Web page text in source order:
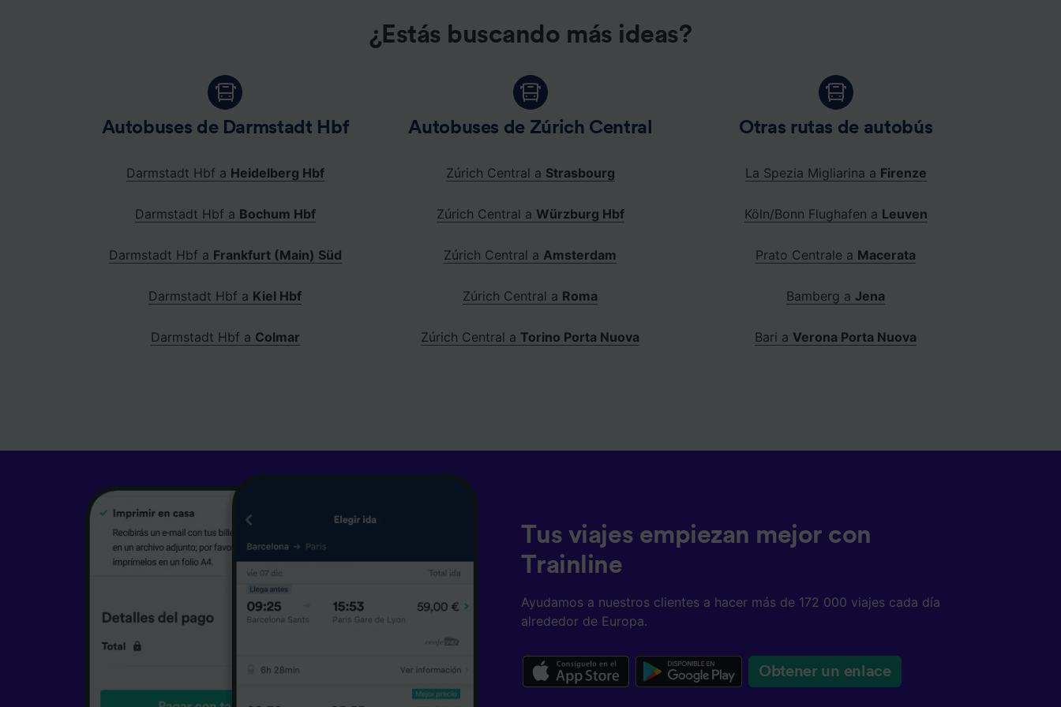
¿Estás buscando más ideas?
Autobuses de Darmstadt Hbf
Darmstadt Hbf a Heidelberg Hbf
Darmstadt Hbf a Bochum Hbf
Darmstadt Hbf a Frankfurt (Main) Süd
Darmstadt Hbf a Kiel Hbf
Darmstadt Hbf a Colmar
Autobuses de Zúrich Central
Zúrich Central a Strasbourg
Zúrich Central a Würzburg Hbf
Zúrich Central aAmsterdam
Zúrich Central a Roma
Zúrich Central a Torino Porta Nuova
Otras rutas de autobús
La Spezia Migliarina a Firenze
Köln/Bonn Flughafen a Leuven
Prato Centrale a Macerata
Bamberg aJena
Bari a Verona Porta Nuova
Tus viajes empiezan mejor con
Trainline
Ayudamos a nuestros clientes a hacer más de 172 000 viajes cada día
alrededor de Europa.
Obtener un enlace